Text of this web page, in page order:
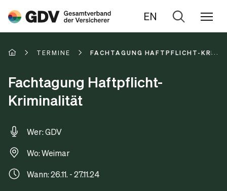
EN
Zur
TERMINE FACHTAGUNG HAFTPFLICHT-
Fachtagung Haftpflicht-
Kriminalität
Wer: GDV
Wo: Weimar
Wann: 26.11. - 27.11.24